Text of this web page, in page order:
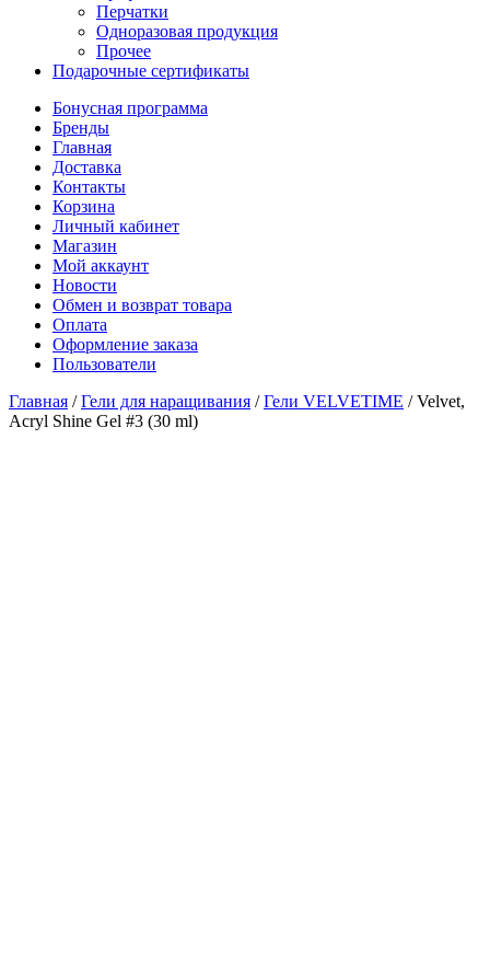
Перчатки
Одноразовая продукция
Прочее
Подарочные сертификаты
Бонусная программа
Бренды
Главная
Доставка
Контакты
Корзина
Личный кабинет
Магазин
Мой аккаунт
Новости
Обмен и возврат товара
Оплата
Оформление заказа
Пользователи
Главная /Гели для наращивания /Гели VELVETIME /Velvet,
Acryl Shine Gel #3 (30 ml)